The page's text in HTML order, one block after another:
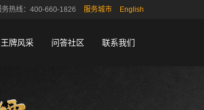
务热线：400-660-1826 服务城市 English
王牌风采 问答社区 联系我们